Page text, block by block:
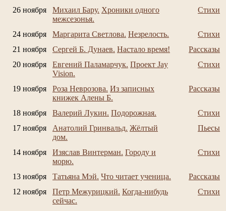
26 ноября
Михаил Бару. Хроники одного
межсезонья.
Стихи
24 ноября Маргарита Светлова. Незрелость.
Стихи
21 ноября
Сергей Б. Дунаев. Настало время!
Рассказы
20 ноября
Евгений Паламарчук. Проект Jay
Vision.
Стихи
19 ноября Роза Неврозова. Из записных
книжек Алены Б.
Рассказы
18 ноября Валерий Лукин. Подорожная.
Стихи
17 ноября
Анатолий Гринвальд. Жёлтый
дом.
Пьесы
14 ноября Изяслав Винтерман. Городу и
морю.
Стихи
13 ноября Татьяна Мэй. Что читает ученица.
Рассказы
12 ноября
Петр Межурицкий. Когда-нибудь
сейчас.
Стихи